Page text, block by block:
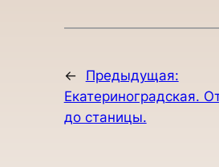
←
Предыдущая:
Екатериноградская.
до станицы.